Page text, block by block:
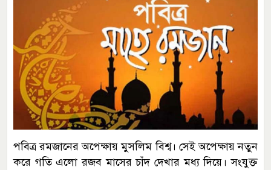
পবিত্র রমজানের অপেক্ষায় মুসলিম বিশ্ব। সেই অপেক্ষায় নতুন
করে গতি এলো রজব মাসের চাঁদ দেখার মধ্য দিয়ে। সংযুক্ত